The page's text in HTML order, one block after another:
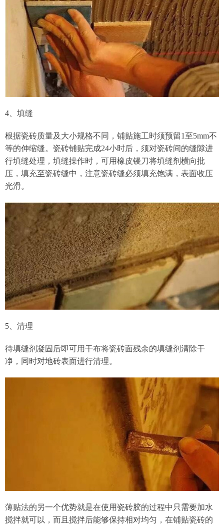
4、填缝
根据瓷砖质量及大小规格不同，铺贴施工时须预留1至5mm不
等的伸缩缝。瓷砖铺贴完成24小时后，须对瓷砖间的缝隙进
行填缝处理，填缝操作时，可用橡皮镘刀将填缝剂横向批
压，填充至瓷砖缝中，注意瓷砖缝必须填充饱满，表面收压
光滑。
5、清理
待填缝剂凝固后即可用干布将瓷砖面残余的填缝剂清除干
净，同时对地砖表面进行清理。
薄贴法的另一个优势就是在使用瓷砖胶的过程中只需要加水
搅拌就可以，而且搅拌后能够保持相对均匀，在铺贴瓷砖的